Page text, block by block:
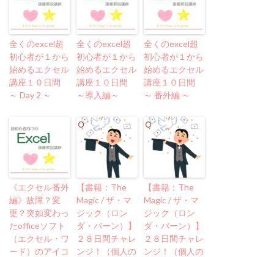
全くのexcel超
初心者が１から
始めるエクセル
講座１０日間
～ Day 2 ～
全くのexcel超
初心者が１から
始めるエクセル
講座１０日間
～導入編～
全くのexcel超
初心者が１から
始めるエクセル
講座１０日間
～ 番外編 ～
《エクセル番外
編》故障？変
更？突如変わっ
たofficeソフト
（エクセル・ワ
ード）のアイコ
【書籍：The
Magic / ザ・マ
ジック（ロン
ダ・バーン）】
２８日間チャレ
ンジ！（個人の
【書籍：The
Magic / ザ・マ
ジック（ロン
ダ・バーン）】
２８日間チャレ
ンジ！（個人の